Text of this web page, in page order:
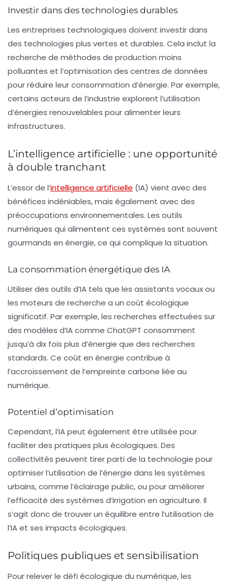
Investir dans des technologies durables
Les entreprises technologiques doivent investir dans
des technologies plus vertes et durables. Cela inclut la
recherche de méthodes de production moins
polluantes et l’optimisation des centres de données
pour réduire leur consommation d’énergie. Par exemple,
certains acteurs de l’industrie explorent l’utilisation
d’énergies renouvelables pour alimenter leurs
infrastructures.
L’intelligence artificielle : une opportunité
à double tranchant
L’essor de l’intelligence artificielle (IA) vient avec des
bénéfices indéniables, mais également avec des
préoccupations environnementales. Les outils
numériques qui alimentent ces systèmes sont souvent
gourmands en énergie, ce qui complique la situation.
La consommation énergétique des IA
Utiliser des outils d’IA tels que les assistants vocaux ou
les moteurs de recherche a un coût écologique
significatif. Par exemple, les recherches effectuées sur
des modèles d’IA comme ChatGPT consomment
jusqu’à dix fois plus d’énergie que des recherches
standards. Ce coût en énergie contribue à
l’accroissement de l’empreinte carbone liée au
numérique.
Potentiel d’optimisation
Cependant, l’IA peut également être utilisée pour
faciliter des pratiques plus écologiques. Des
collectivités peuvent tirer parti de la technologie pour
optimiser l’utilisation de l’énergie dans les systèmes
urbains, comme l’éclairage public, ou pour améliorer
l’efficacité des systèmes d’irrigation en agriculture. Il
s’agit donc de trouver un équilibre entre l’utilisation de
l’IA et ses impacts écologiques.
Politiques publiques et sensibilisation
Pour relever le défi écologique du numérique, les